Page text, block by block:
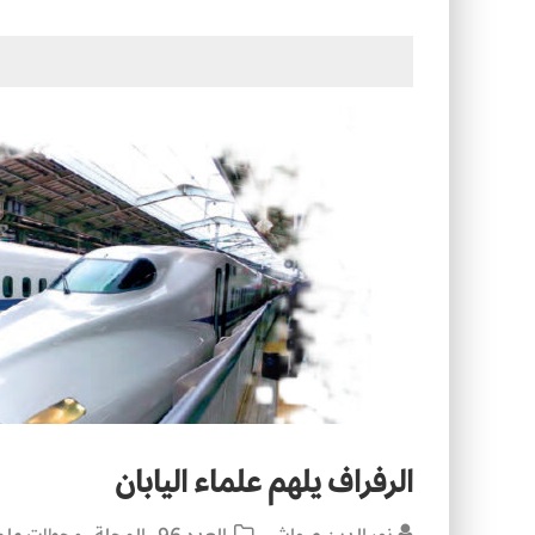
الرفراف يلهم علماء اليابان